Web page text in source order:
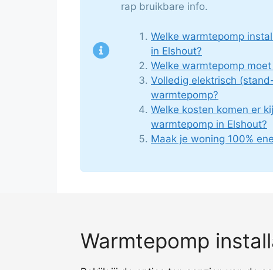
rap bruikbare info.
Welke warmtepomp
in Elshout?
Welke warmtepomp
Volledig elektrisch
warmtepomp?
Welke kosten komen er
warmtepomp in Elshout?
Maak je woning 100%
Warmtepomp